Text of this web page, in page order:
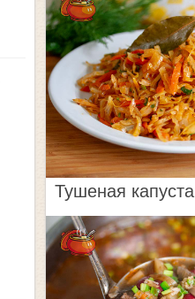
Тушеная капуста